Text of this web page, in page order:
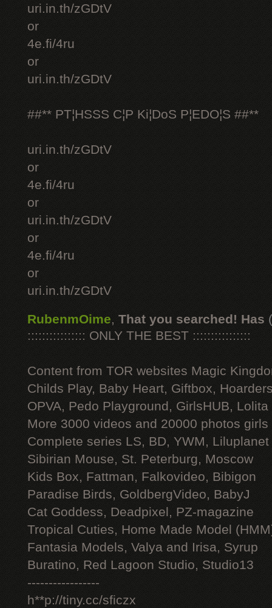
uri.in.th/zGDtV
or
4e.fi/4ru
or
uri.in.th/zGDtV
##** PT¦HSSS C¦P Ki¦DoS P¦EDO¦S ##**
uri.in.th/zGDtV
or
4e.fi/4ru
or
uri.in.th/zGDtV
or
4e.fi/4ru
or
uri.in.th/zGDtV
RubenmOime, That you searched! Has
:::::::::::::::: ONLY THE BEST ::::::::::::::::
Content from TOR websites Magic
Childs Play, Baby Heart, Giftbox,
OPVA, Pedo Playground, GirlsHUB, Lolita
More 3000 videos and 20000 photos
Complete series LS, BD, YWM, Liluplanet
Sibirian Mouse, St. Peterburg, Moscow
Kids Box, Fattman, Falkovideo, Bibigon
Paradise Birds, GoldbergVideo, BabyJ
Cat Goddess, Deadpixel, PZ-magazine
Tropical Cuties, Home Made Model
Fantasia Models, Valya and Irisa, Syrup
Buratino, Red Lagoon Studio, Studio13
-----------------
h**p://tiny.cc/sficzx